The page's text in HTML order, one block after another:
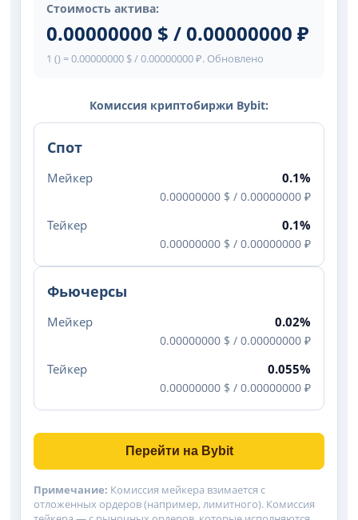
Стоимость актива:
0.00000000 $ / 0.00000000 ₽
1 () = 0.00000000 $ / 0.00000000 ₽. Обновлено
Комиссия криптобиржи Bybit:
Спот
Мейкер 0.1%
0.00000000 $ / 0.00000000 ₽
Тейкер 0.1%
0.00000000 $ / 0.00000000 ₽
Фьючерсы
Мейкер 0.02%
0.00000000 $ / 0.00000000 ₽
Тейкер 0.055%
0.00000000 $ / 0.00000000 ₽
Перейти на Bybit
Примечание: Комиссия мейкера взимается с
отложенных ордеров (например, лимитного). Комиссия